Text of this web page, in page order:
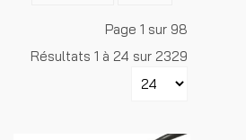
Page 1 sur 98
Résultats 1 à 24 sur 2329